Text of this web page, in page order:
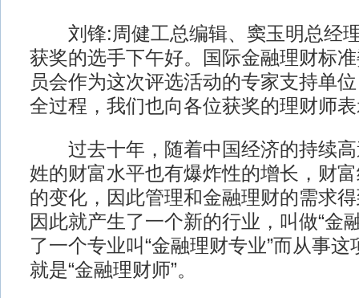
刘锋:周健工总编辑、窦玉明总经
获奖的选手下午好。国际金融理财标
员会作为这次评选活动的专家支持单
全过程，我们也向各位获奖的理财师
过去十年，随着中国经济的持续高
姓的财富水平也有爆炸性的增长，财
的变化，因此管理和金融理财的需求
因此就产生了一个新的行业，叫做“金
了一个专业叫“金融理财专业”而从事
就是“金融理财师”。